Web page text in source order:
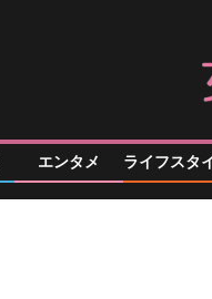
エンタメ ライフスタ